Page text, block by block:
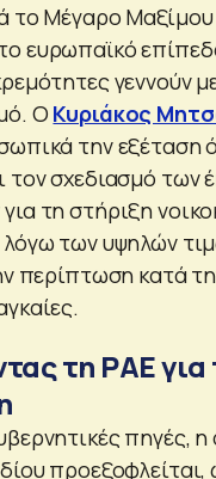
το Μέγαρο Μαξίμου
ευρωπαϊκό
γεννούν
Ο Κυριάκος
την εξέταση
τον σχεδιασμό των
τη στήριξη
των υψηλών
περίπτωση κατά
τη ΡΑΕ για
πηγές, η